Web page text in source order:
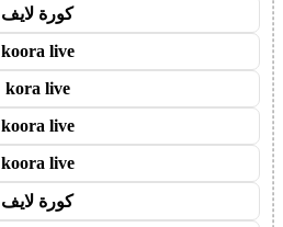
كورة لايف
koora live
kora live
koora live
koora live
كورة لايف